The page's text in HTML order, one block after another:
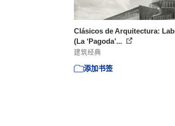
Clásicos de Arquitectura:
(La ‘Pagoda’...
建筑经典
添加书签